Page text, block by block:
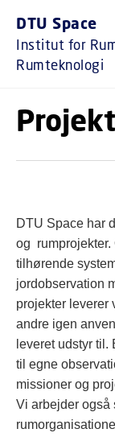
DTU Space
Institut for
Rumteknologi
DTU Space har
og rumprojekter.
tilhørende
jordobservation
projekter leverer
andre igen
leveret udstyr
til egne
missioner og
Vi arbejder også